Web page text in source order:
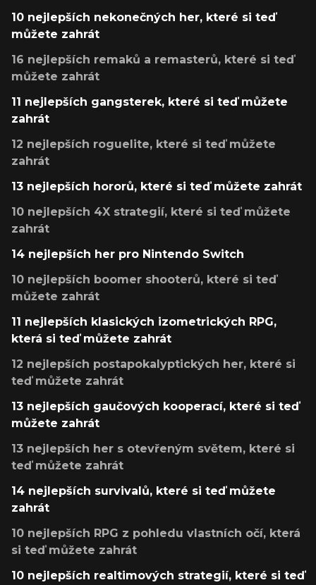
10 nejlepších nekonečných her, které si teď
můžete zahrát
16 nejlepších remaků a remasterů, které si teď
můžete zahrát
11 nejlepších gangsterek, které si teď můžete
zahrát
12 nejlepších roguelite, které si teď můžete
zahrát
13 nejlepších hororů, které si teď můžete zahrát
10 nejlepších 4X strategií, které si teď můžete
zahrát
14 nejlepších her pro Nintendo Switch
10 nejlepších boomer shooterů, které si teď
můžete zahrát
11 nejlepších klasických izometrických RPG,
která si teď můžete zahrát
12 nejlepších postapokalyptických her, které si
teď můžete zahrát
13 nejlepších gaučových kooperací, které si teď
můžete zahrát
13 nejlepších her s otevřeným světem, které si
teď můžete zahrát
14 nejlepších survivalů, které si teď můžete
zahrát
10 nejlepších RPG z pohledu vlastních očí, která
si teď můžete zahrát
10 nejlepších realtimových strategií, které si teď